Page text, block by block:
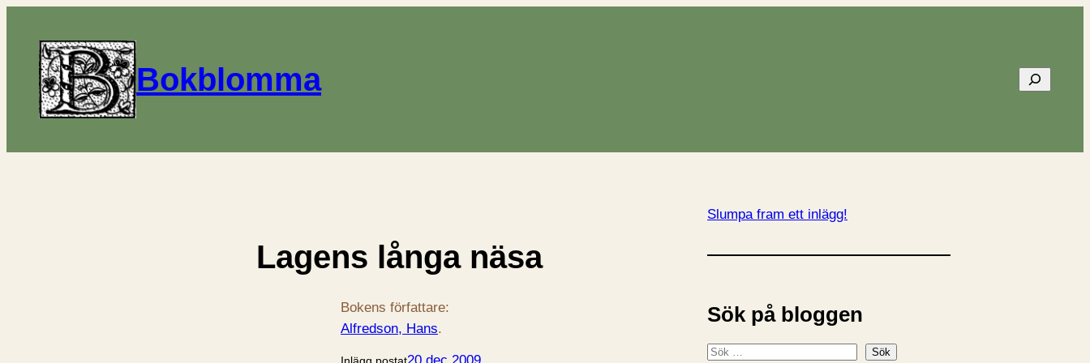
Bokblomma Sök
Lagens långa näsa
Bokens författare:
Alfredson, Hans.
Inlägg postat20 dec 2009
Slumpa fram ett inlägg!
Sök på bloggen
S
Sök